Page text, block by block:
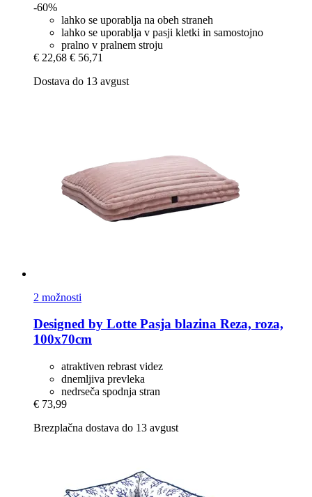
-60%
lahko se uporablja na obeh straneh
lahko se uporablja v pasji kletki in samostojno
pralno v pralnem stroju
€ 22,68 € 56,71
Dostava do 13 avgust
2 možnosti
Designed by Lotte Pasja blazina Reza, roza,
100x70cm
atraktiven rebrast videz
dnemljiva prevleka
nedrseča spodnja stran
€ 73,99
Brezplačna dostava do 13 avgust